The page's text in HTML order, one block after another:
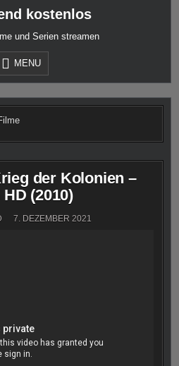
kostenlos
und Serien streamen
MENU
der Kolonien –
(2010)
7. DEZEMBER 2021